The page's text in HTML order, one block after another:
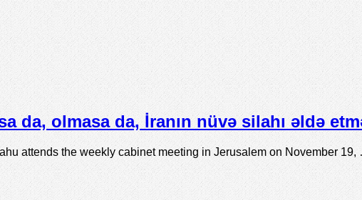
da, olmasa da, İranın nüvə silahı əldə
attends the weekly cabinet meeting in Jerusalem on November 19,